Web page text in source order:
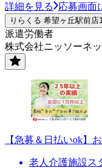
詳細を見る 応募画面
りらくる 希望ヶ丘駅前
派遣労働者
株式会社ニッソーネ
【急募＆日払いok】
老人介護施設ス